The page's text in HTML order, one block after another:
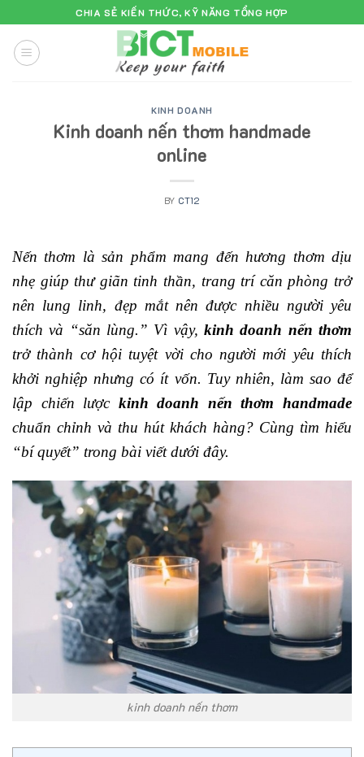
to
content
CHIA SẺ KIẾN THỨC, KỸ NĂNG TỔNG HỢP
KINH DOANH
Kinh doanh nến thơm handmade
online
BY CT12
Nến thơm là sản phẩm mang đến hương thơm dịu
nhẹ giúp thư giãn tinh thần, trang trí căn phòng trở
nên lung linh, đẹp mắt nên được nhiều người yêu
thích và “săn lùng.” Vì vậy, kinh doanh nến thơm
trở thành cơ hội tuyệt vời cho người mới yêu thích
khởi nghiệp nhưng có ít vốn. Tuy nhiên, làm sao để
lập chiến lược kinh doanh nến thơm handmade
chuẩn chỉnh và thu hút khách hàng? Cùng tìm hiểu
“bí quyết” trong bài viết dưới đây.
kinh doanh nến thơm